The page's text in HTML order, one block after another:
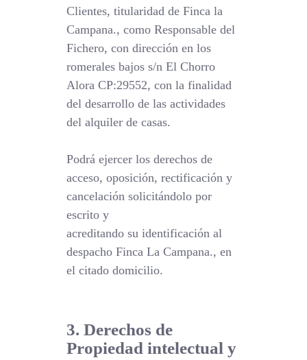
Clientes, titularidad de Finca la
Campana., como Responsable del
Fichero, con dirección en los
romerales bajos s/n El Chorro
Alora CP:29552, con la finalidad
del desarrollo de las actividades
del alquiler de casas.
Podrá ejercer los derechos de
acceso, oposición, rectificación y
cancelación solicitándolo por
escrito y
acreditando su identificación al
despacho Finca La Campana., en
el citado domicilio.
3. Derechos de
Propiedad intelectual y